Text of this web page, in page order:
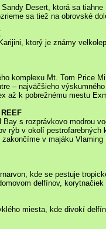
Desert, ktorá sa
sa tiež na obrovské
ktorý je známy
komplexu Mt. Tom Price
– najväčšieho
až k pobrežnému mestu
s rozprávkovo modrou
rýb v okolí
v majáku
kde se pestuje
delfínov, korytnačiek
miesta, kde divokí